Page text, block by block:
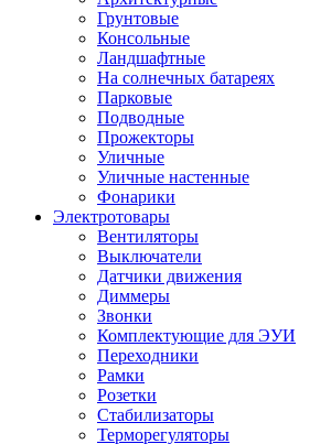
Грунтовые
Консольные
Ландшафтные
На солнечных батареях
Парковые
Подводные
Прожекторы
Уличные
Уличные настенные
Фонарики
Электротовары
Вентиляторы
Выключатели
Датчики движения
Диммеры
Звонки
Комплектующие для ЭУИ
Переходники
Рамки
Розетки
Стабилизаторы
Терморегуляторы